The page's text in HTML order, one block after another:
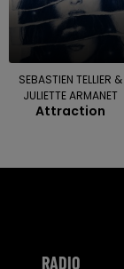
SEBASTIEN TELLIER &
JULIETTE ARMANET
Attraction
RADIO